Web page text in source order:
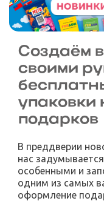
Создаём
своими
упаковки
подарков
В преддверии
нас
особенными и
одним из самых
оформление